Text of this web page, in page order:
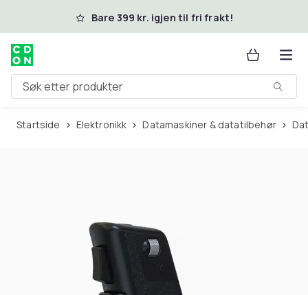
Hopp til hovedinnholdBare 399 kr. igjen til fri frakt!
Søk etter produkter
Startside Elektronikk Datamaskiner & datatilbehør